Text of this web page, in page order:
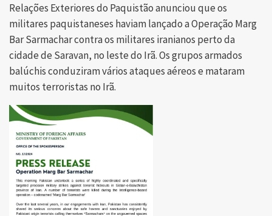
Relações Exteriores do Paquistão anunciou que os
militares paquistaneses haviam lançado a Operação Marg
Bar Sarmachar contra os militares iranianos perto da
cidade de Saravan, no leste do Irã. Os grupos armados
balúchis conduziram vários ataques aéreos e mataram
muitos terroristas no Irã.